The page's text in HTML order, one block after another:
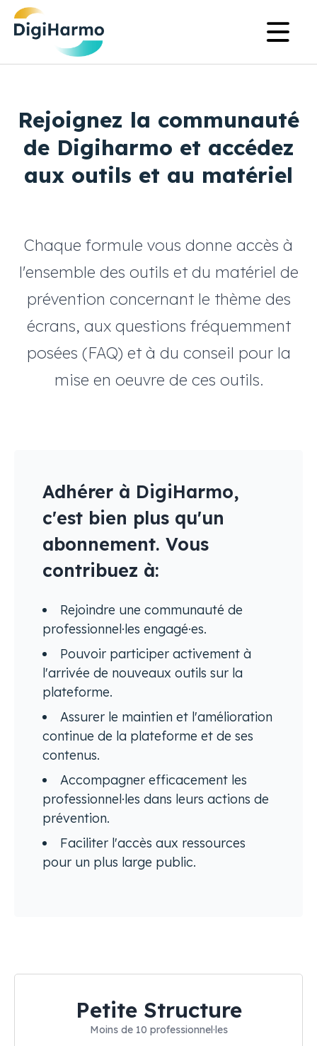
Aller
au
principal
Rejoignez la communauté
de Digiharmo et accédez
aux outils et au matériel
Chaque formule vous donne accès à
l'ensemble des outils et du matériel de
prévention concernant le thème des
écrans, aux questions fréquemment
posées (FAQ) et à du conseil pour la
mise en oeuvre de ces outils.
Adhérer à DigiHarmo,
c'est bien plus qu'un
abonnement. Vous
contribuez à:
Rejoindre une communauté de
professionnel·les engagé·es.
Pouvoir participer activement à
l'arrivée de nouveaux outils sur la
plateforme.
Assurer le maintien et l'amélioration
continue de la plateforme et de ses
contenus.
Accompagner efficacement les
professionnel·les dans leurs actions de
prévention.
Faciliter l'accès aux ressources
pour un plus large public.
Petite Structure
Moins de 10 professionnel·les